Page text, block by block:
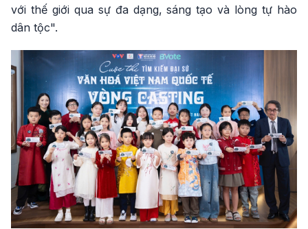
với thế giới qua sự đa dạng, sáng tạo và lòng tự hào
dân tộc".